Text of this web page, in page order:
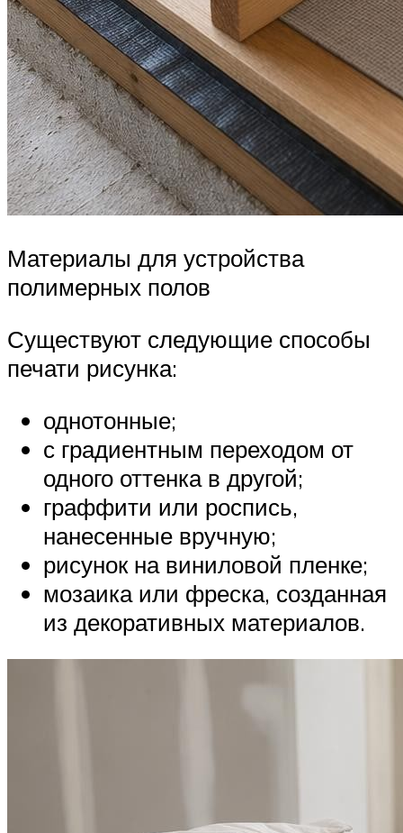
Материалы для устройства
полимерных полов
Существуют следующие способы
печати рисунка:
однотонные;
с градиентным переходом от
одного оттенка в другой;
граффити или роспись,
нанесенные вручную;
рисунок на виниловой пленке;
мозаика или фреска, созданная
из декоративных материалов.